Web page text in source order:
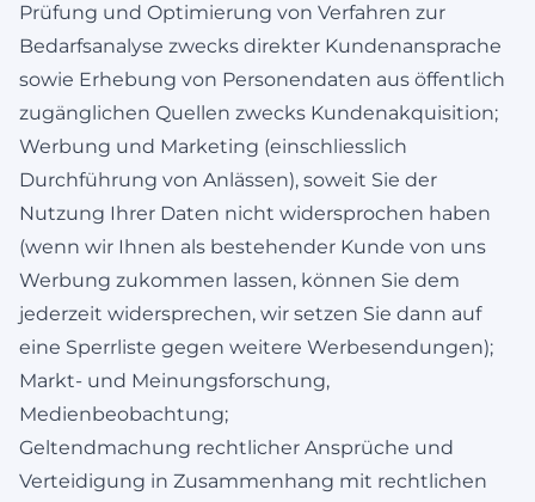
Prüfung und Optimierung von Verfahren zur
Bedarfsanalyse zwecks direkter Kundenansprache
sowie Erhebung von Personendaten aus öffentlich
zugänglichen Quellen zwecks Kundenakquisition;
Werbung und Marketing (einschliesslich
Durchführung von Anlässen), soweit Sie der
Nutzung Ihrer Daten nicht widersprochen haben
(wenn wir Ihnen als bestehender Kunde von uns
Werbung zukommen lassen, können Sie dem
jederzeit widersprechen, wir setzen Sie dann auf
eine Sperrliste gegen weitere Werbesendungen);
Markt- und Meinungsforschung,
Medienbeobachtung;
Geltendmachung rechtlicher Ansprüche und
Verteidigung in Zusammenhang mit rechtlichen